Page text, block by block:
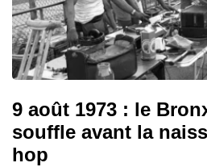
9 août 1973 : le
souffle avant la
hop